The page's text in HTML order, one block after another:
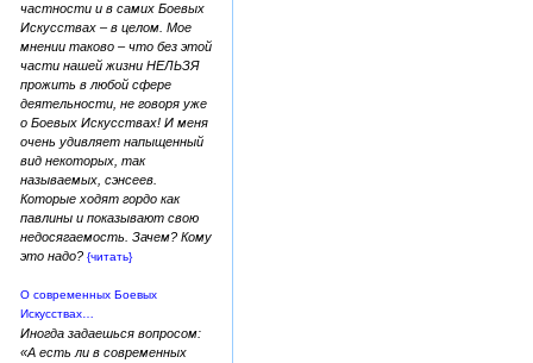
частности и в самих Боевых
Искусствах – в целом. Мое
мнении таково – что без этой
части нашей жизни НЕЛЬЗЯ
прожить в любой сфере
деятельности, не говоря уже
о Боевых Искусствах! И меня
очень удивляет напыщенный
вид некоторых, так
называемых, сэнсеев.
Которые ходят гордо как
павлины и показывают свою
недосягаемость. Зачем? Кому
это надо? {читать}
О современных Боевых
Искусствах…
Иногда задаешься вопросом:
«А есть ли в современных